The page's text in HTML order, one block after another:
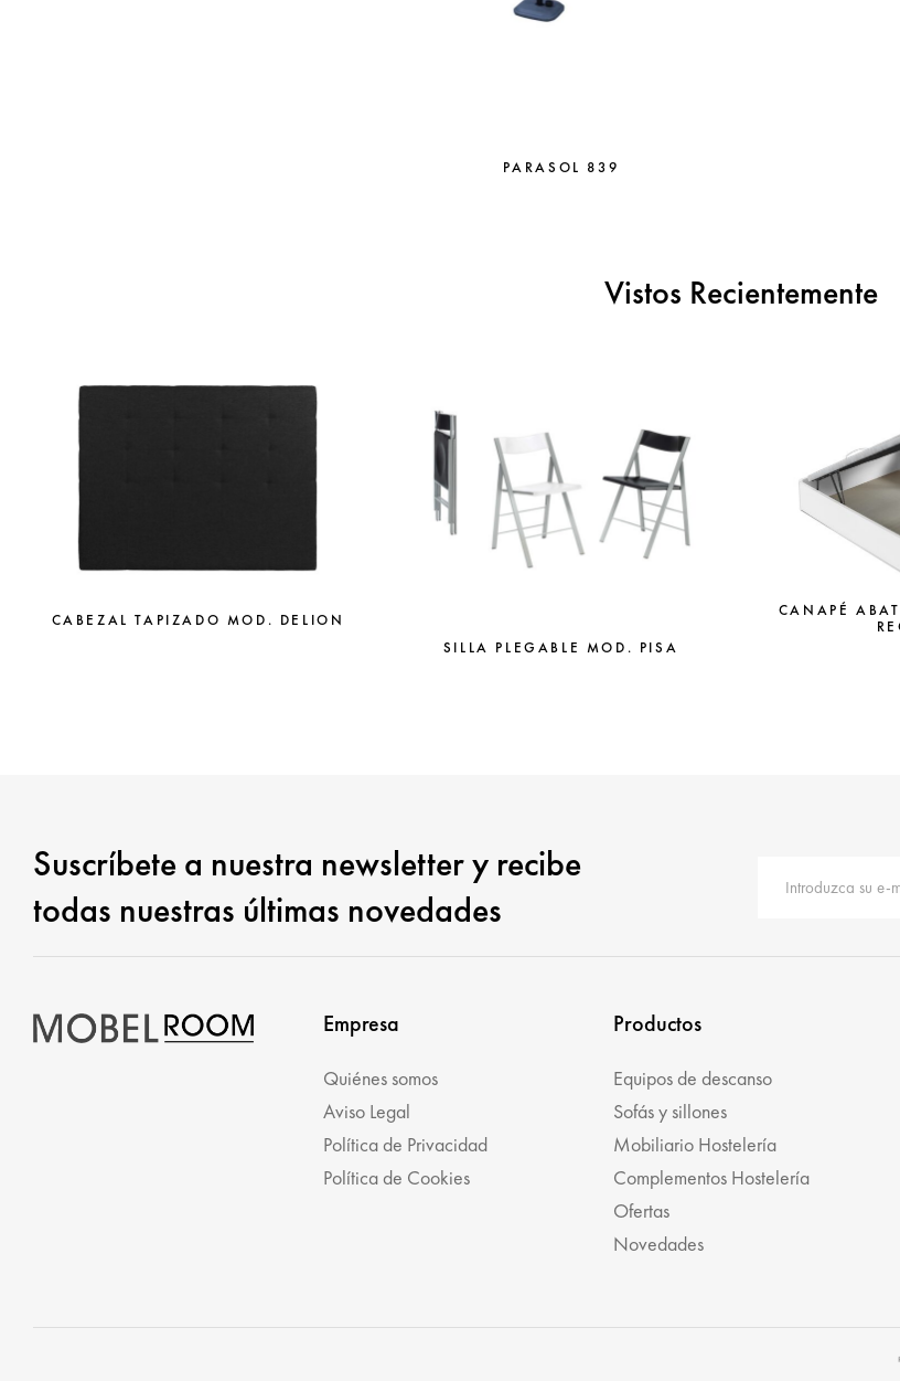
PARASOL 839
Vistos Recientemente
CABEZAL TAPIZADO MOD. DELION
SILLA PLEGABLE MOD. PISA
CANAPÉ
Suscríbete a nuestra newsletter y recibe
todas nuestras últimas novedades
Empresa
Quiénes somos
Aviso Legal
Política de Privacidad
Política de Cookies
Productos
Equipos de descanso
Sofás y sillones
Mobiliario Hostelería
Complementos Hostelería
Ofertas
Novedades